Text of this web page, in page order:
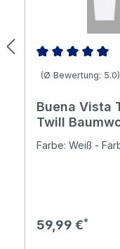
(Ø Bewertung: 5.0)
Buena Vista
Twill
Farbe: Weiß -
Regulärer Preis:
59,99 €